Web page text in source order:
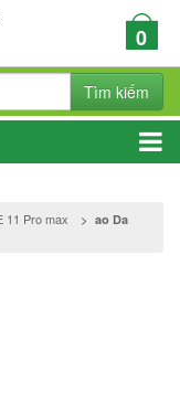
0
Tìm kiếm
11 Pro max > ao Da